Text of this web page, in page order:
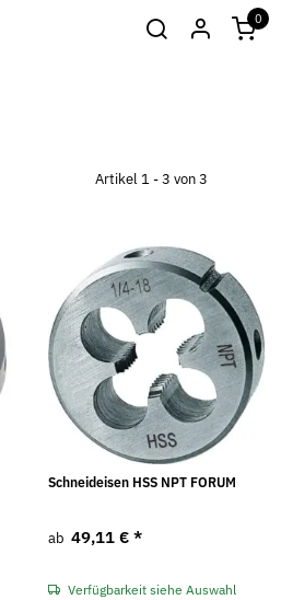
0
Artikel 1 - 3 von 3
Schneideisen HSS NPT FORUM
ab 49,11 € *
Verfügbarkeit siehe Auswahl